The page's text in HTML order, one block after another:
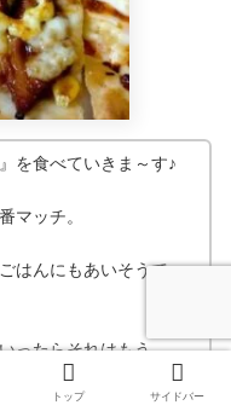
を食べていきま～す♪
マッチ。
はんにもあいそうで
ったらそれはもう。。
トップ サイドバー